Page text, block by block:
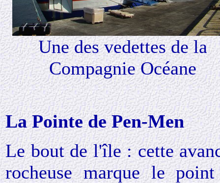
Une des vedettes de la
Compagnie Océane
La Pointe de Pen-Men
Le bout de l'île : cette
rocheuse marque le